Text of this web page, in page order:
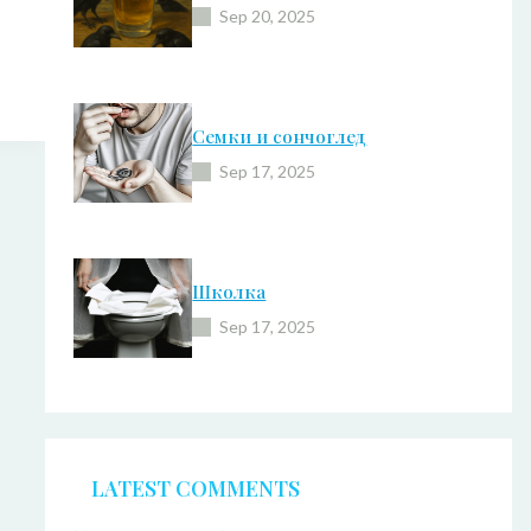
Sep 20, 2025
Семки и сончоглед
Sep 17, 2025
Школка
Sep 17, 2025
LATEST COMMENTS